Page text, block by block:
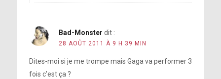
Bad-Monster dit :
28 AOÛT 2011 À 9 H 39 MIN
Dites-moi si je me trompe mais Gaga va performer 3
fois c’est ça ?